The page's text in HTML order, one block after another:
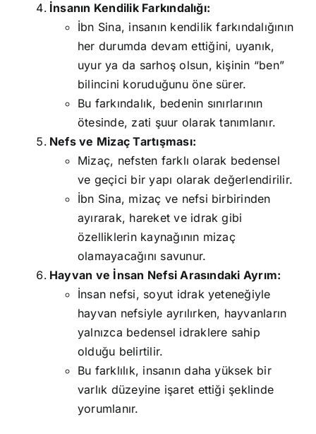
İnsanın Kendilik Farkındalığı:
İbn Sina, insanın kendilik farkındalığının
her durumda devam ettiğini, uyanık,
uyur ya da sarhoş olsun, kişinin “ben”
bilincini koruduğunu öne sürer.
Bu farkındalık, bedenin sınırlarının
ötesinde, zati şuur olarak tanımlanır.
Nefs ve Mizaç Tartışması:
Mizaç, nefsten farklı olarak bedensel
ve geçici bir yapı olarak değerlendirilir.
İbn Sina, mizaç ve nefsi birbirinden
ayırarak, hareket ve idrak gibi
özelliklerin kaynağının mizaç
olamayacağını savunur.
Hayvan ve İnsan Nefsi Arasındaki Ayrım:
İnsan nefsi, soyut idrak yeteneğiyle
hayvan nefsiyle ayrılırken, hayvanların
yalnızca bedensel idraklere sahip
olduğu belirtilir.
Bu farklılık, insanın daha yüksek bir
varlık düzeyine işaret ettiği şeklinde
yorumlanır.